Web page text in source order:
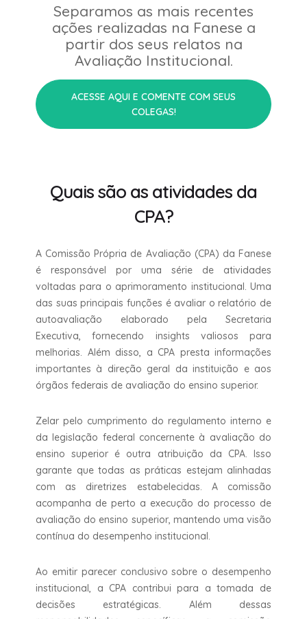
Separamos as mais recentes
ações realizadas na Fanese a
partir dos seus relatos na
Avaliação Institucional.
ACESSE AQUI E COMENTE COM SEUS
COLEGAS!
Quais são as atividades da
CPA?
A Comissão Própria de Avaliação (CPA) da Fanese
é responsável por uma série de atividades
voltadas para o aprimoramento institucional. Uma
das suas principais funções é avaliar o relatório de
autoavaliação elaborado pela Secretaria
Executiva, fornecendo insights valiosos para
melhorias. Além disso, a CPA presta informações
importantes à direção geral da instituição e aos
órgãos federais de avaliação do ensino superior.
Zelar pelo cumprimento do regulamento interno e
da legislação federal concernente à avaliação do
ensino superior é outra atribuição da CPA. Isso
garante que todas as práticas estejam alinhadas
com as diretrizes estabelecidas. A comissão
acompanha de perto a execução do processo de
avaliação do ensino superior, mantendo uma visão
contínua do desempenho institucional.
Ao emitir parecer conclusivo sobre o desempenho
institucional, a CPA contribui para a tomada de
decisões estratégicas. Além dessas